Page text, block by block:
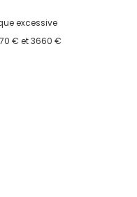
excessive
€ et 3660 €